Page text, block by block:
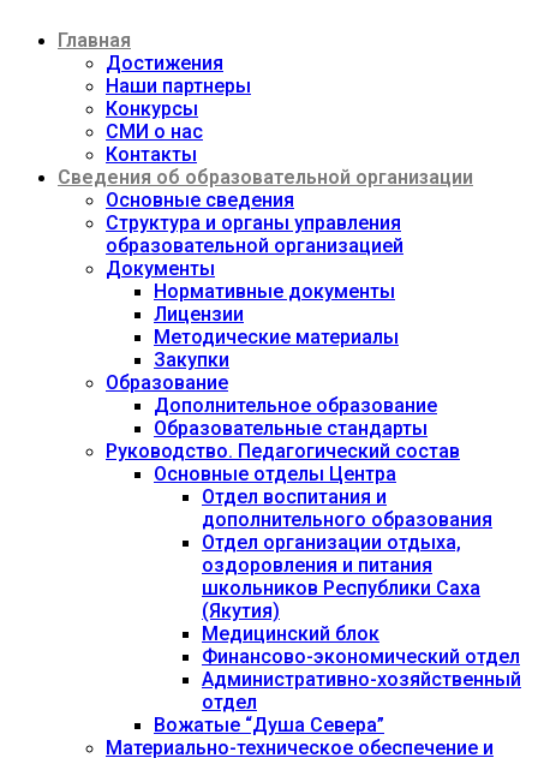
содержимому
Главная
Достижения
Наши партнеры
Конкурсы
СМИ о нас
Контакты
Сведения об образовательной организации
Основные сведения
Структура и органы управления
образовательной организацией
Документы
Нормативные документы
Лицензии
Методические материалы
Закупки
Образование
Дополнительное образование
Образовательные стандарты
Руководство. Педагогический состав
Основные отделы Центра
Отдел воспитания и
дополнительного образования
Отдел организации отдыха,
оздоровления и питания
школьников Республики Саха
(Якутия)
Медицинский блок
Финансово-экономический отдел
Административно-хозяйственный
отдел
Вожатые “Душа Севера”
Материально-техническое обеспечение и